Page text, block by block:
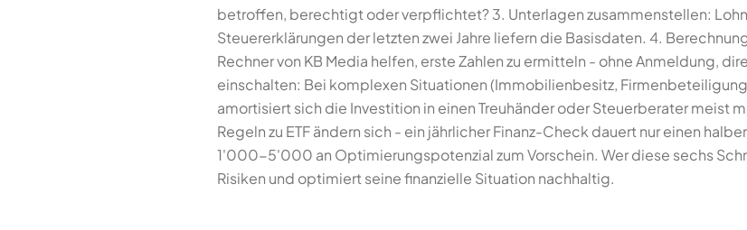
betroffen, berechtigt oder verpflichtet? 3. Unterlagen zusammenstellen:
Steuererklärungen der letzten zwei Jahre liefern die Basisdaten. 4.
Rechner von KB Media helfen, erste Zahlen zu ermitteln - ohne Anmeldung,
einschalten: Bei komplexen Situationen (Immobilienbesitz,
amortisiert sich die Investition in einen Treuhänder oder Steuerberater meist
Regeln zu ETF ändern sich - ein jährlicher Finanz-Check dauert nur einen
1'000-5'000 an Optimierungspotenzial zum Vorschein. Wer diese sechs
Risiken und optimiert seine finanzielle Situation nachhaltig.